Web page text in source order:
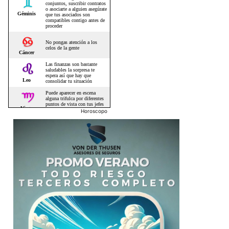
Horoscopo